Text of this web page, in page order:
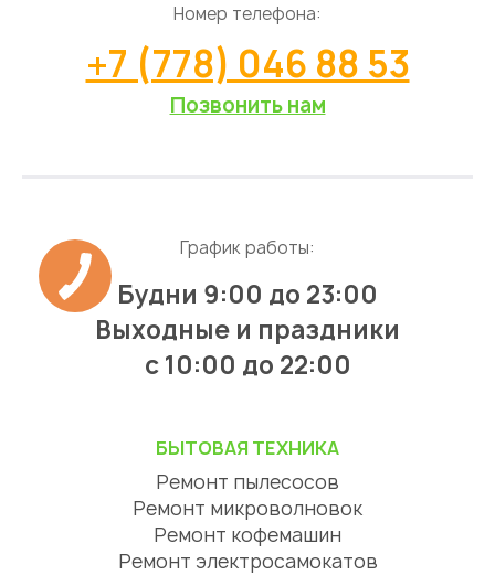
Номер телефона:
+7 (778) 046 88 53
Позвонить нам
График работы:
Будни 9:00 до 23:00
Выходные и праздники
с 10:00 до 22:00
БЫТОВАЯ ТЕХНИКА
Ремонт пылесосов
Ремонт микроволновок
Ремонт кофемашин
Ремонт электросамокатов